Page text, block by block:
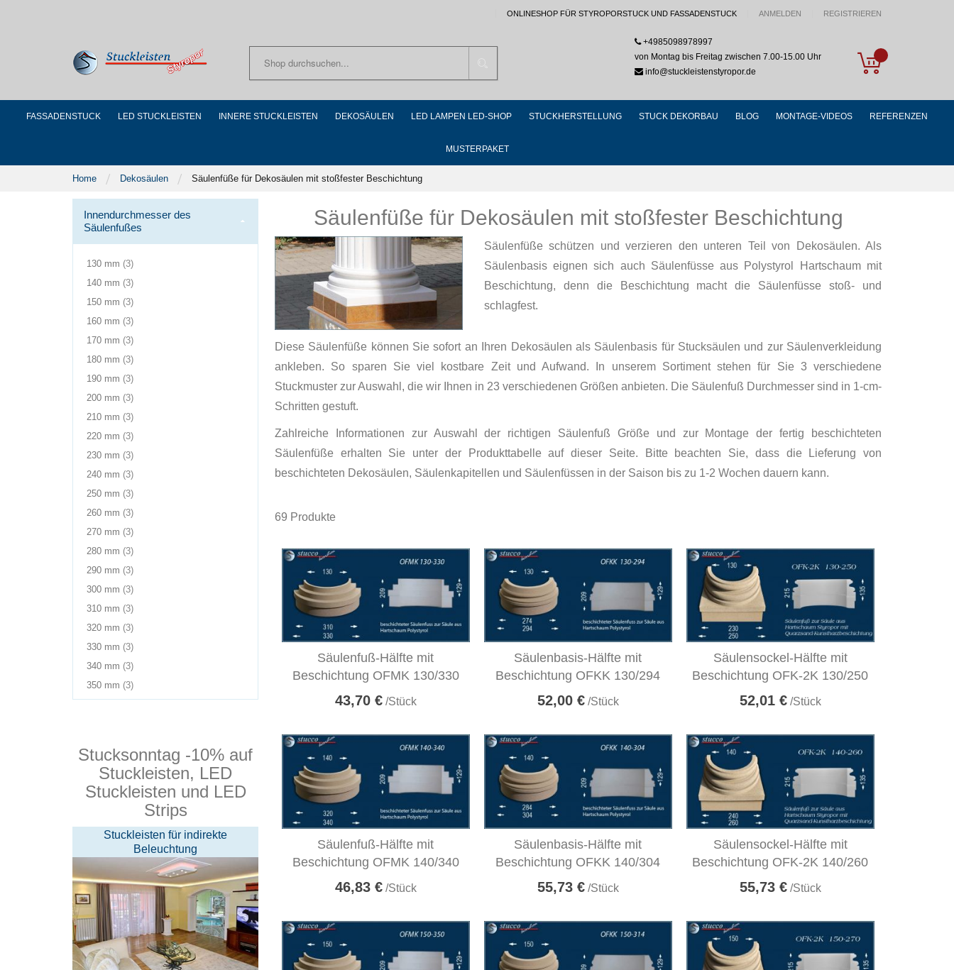
ONLINESHOP FÜR STYROPORSTUCK UND FASSADENSTUCK ANMELDEN REGISTRIEREN
My Cart
+4985098978997
von Montag bis Freitag zwischen 7.00-15.00 Uhr
info@stuckleistenstyropor.de
FASSADENSTUCK LED STUCKLEISTEN INNERE STUCKLEISTEN DEKOSÄULEN LED LAMPEN LED-SHOP STUCKHERSTELLUNG STUCK DEKORBAU BLOG MONTAGE-VIDEOS REFERENZEN
MUSTERPAKET
Home Dekosäulen Säulenfüße für Dekosäulen mit stoßfester Beschichtung
Säulenfüße für Dekosäulen mit stoßfester Beschichtung
Säulenfüße schützen und verzieren den unteren Teil von Dekosäulen. Als
Säulenbasis eignen sich auch Säulenfüsse aus Polystyrol Hartschaum mit
Beschichtung, denn die Beschichtung macht die Säulenfüsse stoß- und
schlagfest.
Diese Säulenfüße können Sie sofort an Ihren Dekosäulen als Säulenbasis für Stucksäulen und zur Säulenverkleidung
ankleben. So sparen Sie viel kostbare Zeit und Aufwand. In unserem Sortiment stehen für Sie 3 verschiedene
Stuckmuster zur Auswahl, die wir Ihnen in 23 verschiedenen Größen anbieten. Die Säulenfuß Durchmesser sind in 1-cm-
Schritten gestuft.
Zahlreiche Informationen zur Auswahl der richtigen Säulenfuß Größe und zur Montage der fertig beschichteten
Säulenfüße erhalten Sie unter der Produkttabelle auf dieser Seite. Bitte beachten Sie, dass die Lieferung von
beschichteten Dekosäulen, Säulenkapitellen und Säulenfüssen in der Saison bis zu 1-2 Wochen dauern kann.
69 Produkte
Säulenfuß-Hälfte mit
Beschichtung OFMK 130/330
43,70 €/Stück
Säulenbasis-Hälfte mit
Beschichtung OFKK 130/294
52,00 €/Stück
Säulensockel-Hälfte mit
Beschichtung OFK-2K 130/250
52,01 €/Stück
Säulenfuß-Hälfte mit
Beschichtung OFMK 140/340
46,83 €/Stück
Säulenbasis-Hälfte mit
Beschichtung OFKK 140/304
55,73 €/Stück
Säulensockel-Hälfte mit
Beschichtung OFK-2K 140/260
55,73 €/Stück
Innendurchmesser des
Säulenfußes
130 mm 3Produkte
140 mm 3Produkte
150 mm 3Produkte
160 mm 3Produkte
170 mm 3Produkte
180 mm 3Produkte
190 mm 3Produkte
200 mm 3Produkte
210 mm 3Produkte
220 mm 3Produkte
230 mm 3Produkte
240 mm 3Produkte
250 mm 3Produkte
260 mm 3Produkte
270 mm 3Produkte
280 mm 3Produkte
290 mm 3Produkte
300 mm 3Produkte
310 mm 3Produkte
320 mm 3Produkte
330 mm 3Produkte
340 mm 3Produkte
350 mm 3Produkte
Stucksonntag -10% auf
Stuckleisten, LED
Stuckleisten und LED
Strips
Stuckleisten für indirekte
Beleuchtung